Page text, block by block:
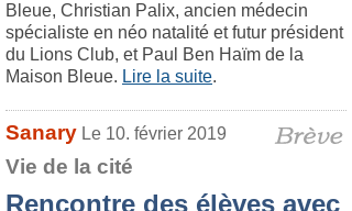
Bleue, Christian Palix, ancien médecin
spécialiste en néo natalité et futur président
du Lions Club, et Paul Ben Haïm de la
Maison Bleue. Lire la suite.
Sanary Le 10. février 2019
Vie de la cité
Rencontre des élèves avec